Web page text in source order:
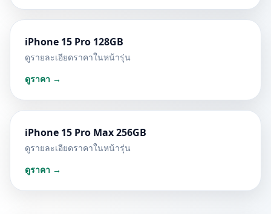
iPhone 15 Pro 128GB
ดูรายละเอียดราคาในหน้ารุ่น
ดูราคา →
iPhone 15 Pro Max 256GB
ดูรายละเอียดราคาในหน้ารุ่น
ดูราคา →